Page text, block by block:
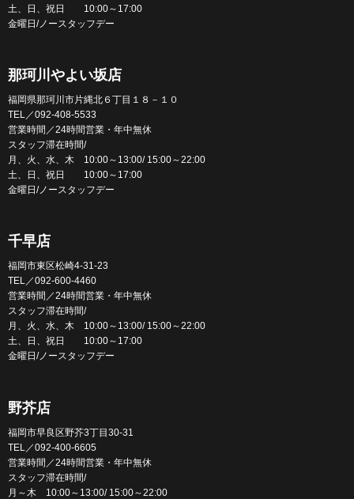
土、日、祝日 10:00～17:00
金曜日/ノースタッフデー
那珂川やよい坂店
福岡県那珂川市片縄北６丁目１８－１０
TEL／092-408-5533
営業時間／24時間営業・年中無休
スタッフ滞在時間/
月、火、水、木 10:00～13:00/ 15:00～22:00
土、日、祝日 10:00～17:00
金曜日/ノースタッフデー
千早店
福岡市東区松崎4-31-23
TEL／092-600-4460
営業時間／24時間営業・年中無休
スタッフ滞在時間/
月、火、水、木 10:00～13:00/ 15:00～22:00
土、日、祝日 10:00～17:00
金曜日/ノースタッフデー
野芥店
福岡市早良区野芥3丁目30-31
TEL／092-400-6605
営業時間／24時間営業・年中無休
スタッフ滞在時間/
月～木 10:00～13:00/ 15:00～22:00